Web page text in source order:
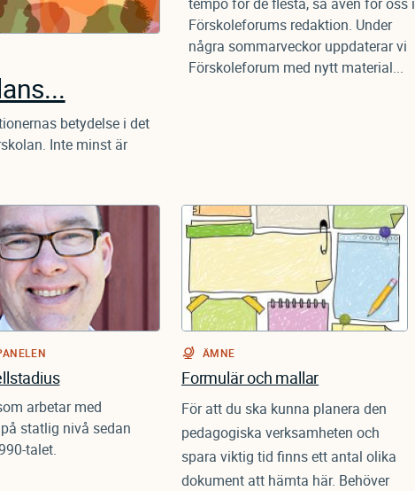
betydelse i det
Inte minst är
Förskoleforums redaktion. Under
några sommarveckor uppdaterar vi
Förskoleforum med nytt material...
arbetar med
statlig nivå sedan
talet.
ÄMNE
Formulär och mallar
För att du ska kunna planera den
pedagogiska verksamheten och
spara viktig tid finns ett antal olika
dokument att hämta här. Behöver